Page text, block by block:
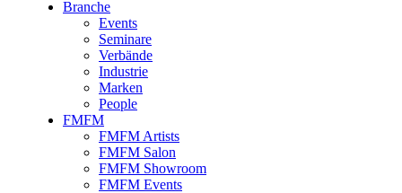
Branche
Events
Seminare
Verbände
Industrie
Marken
People
FMFM
FMFM Artists
FMFM Salon
FMFM Showroom
FMFM Events